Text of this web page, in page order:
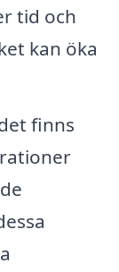
tid och
kan öka
finns